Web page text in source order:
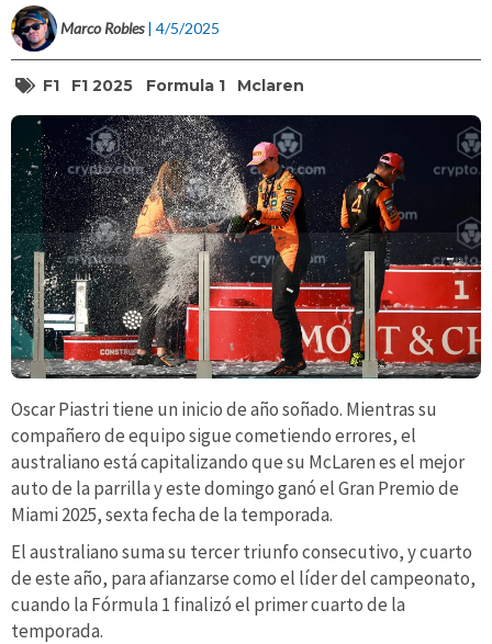
Marco Robles | 4/5/2025
F1 F1 2025 Formula 1 Mclaren
Oscar Piastri tiene un inicio de año soñado. Mientras su
compañero de equipo sigue cometiendo errores, el
australiano está capitalizando que su McLaren es el mejor
auto de la parrilla y este domingo ganó el Gran Premio de
Miami 2025, sexta fecha de la temporada.
El australiano suma su tercer triunfo consecutivo, y cuarto
de este año, para afianzarse como el líder del campeonato,
cuando la Fórmula 1 finalizó el primer cuarto de la
temporada.